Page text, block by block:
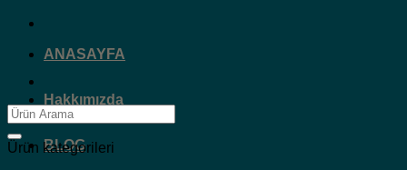
ANASAYFA
Hakkımızda
BLOG
Ara:
Ürün kategorileri